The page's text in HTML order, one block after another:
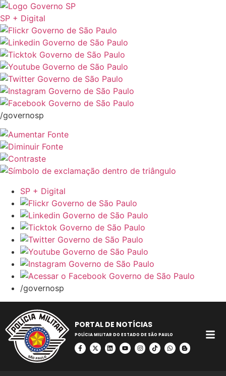
SP + Digital
/governosp
SP + Digital
/governosp
PORTAL DE NOTÍCIAS
POLÍCIA MILITAR DO ESTADO DE SÃO PAULO